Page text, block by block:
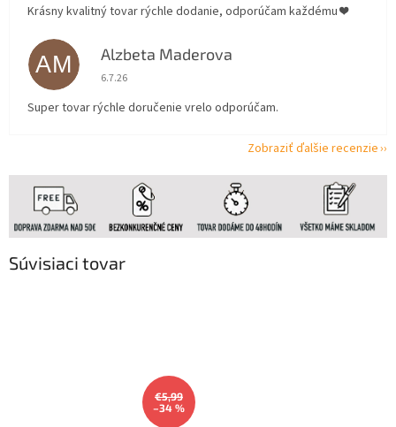
Súvisiaci tovar
€5,99
–34 %
Krásny kvalitný tovar rýchle dodanie, odporúčam každému ❤️
AM Alzbeta Maderova
Hodnotenie obchodu je 5 z 5 hviezdičiek.
6.7.26
Super tovar rýchle doručenie vrelo odporúčam.
Zobraziť ďalšie recenzie